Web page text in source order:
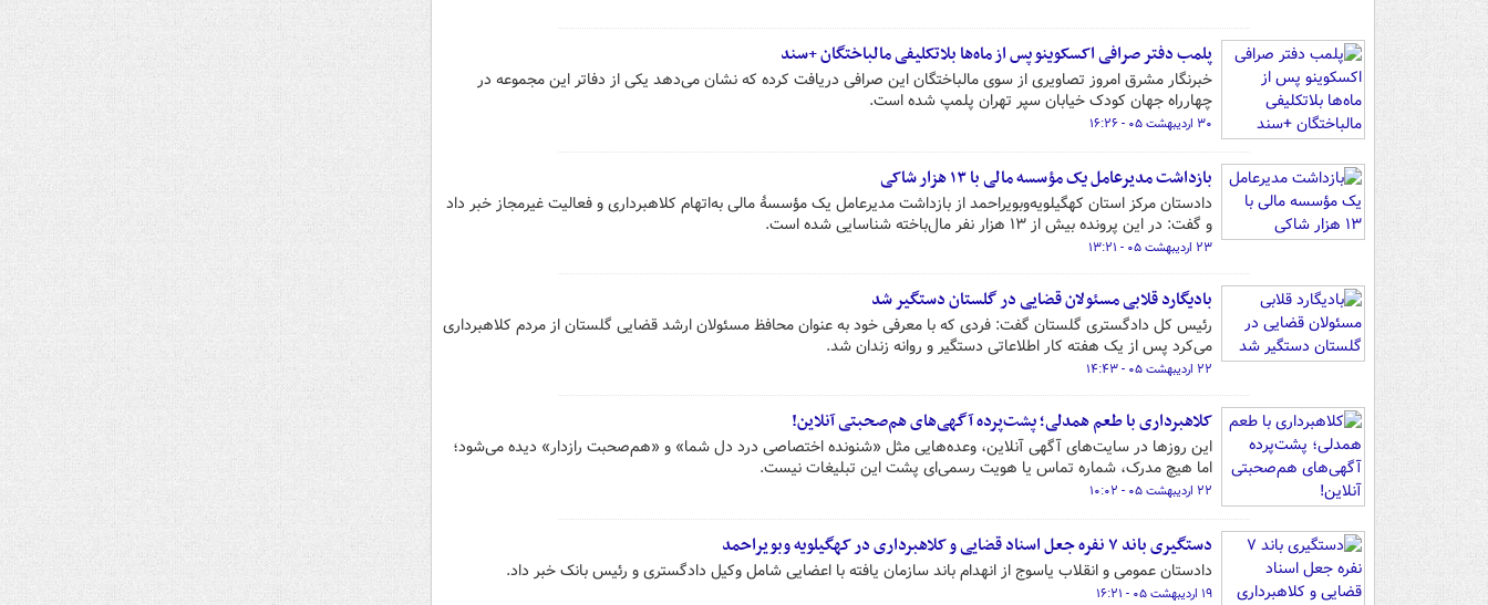
پلمب دفتر صرافی اکسکوینو پس از ماه‌ها بلاتکلیفی مالباختگان +سند
خبرنگار مشرق امروز تصاویری از سوی مالباختگان این صرافی دریافت کرده که نشان می‌دهد یکی از دفاتر این مجموعه در
چهارراه جهان کودک خیابان سپر تهران پلمپ شده است.
۳۰ اردیبهشت ۰۵ - ۱۶:۲۶
بازداشت مدیرعامل یک مؤسسه مالی با ۱۳ هزار شاکی
دادستان مرکز استان کهگیلویه‌وبویراحمد از بازداشت مدیرعامل یک مؤسسهٔ مالی به‌اتهام کلاهبرداری و فعالیت غیرمجاز خبر داد
و گفت: در این پرونده بیش از ۱۳ هزار نفر مال‌باخته شناسایی شده است.
۲۳ اردیبهشت ۰۵ - ۱۳:۲۱
بادیگارد قلابی مسئولان قضایی در گلستان دستگیر شد
رئیس کل دادگستری گلستان گفت: فردی که با معرفی خود به عنوان محافظ مسئولان ارشد قضایی گلستان از مردم کلاهبرداری
می‌کرد پس از یک هفته کار اطلاعاتی دستگیر و روانه زندان شد.
۲۲ اردیبهشت ۰۵ - ۱۴:۴۳
کلاهبرداری با طعم همدلی؛ پشت‌پرده آگهی‌های هم‌صحبتی آنلاین!
این روزها در سایت‌های آگهی آنلاین، وعده‌هایی مثل «شنونده اختصاصی درد دل شما» و «هم‌صحبت رازدار» دیده می‌شود؛
اما هیچ مدرک، شماره تماس یا هویت رسمی‌ای پشت این تبلیغات نیست.
۲۲ اردیبهشت ۰۵ - ۱۰:۰۲
دستگیری باند ۷ نفره جعل اسناد قضایی و کلاهبرداری در کهگیلویه وبویراحمد
دادستان عمومی و انقلاب یاسوج از انهدام باند سازمان یافته با اعضایی شامل وکیل دادگستری و رئیس بانک خبر داد.
۱۹ اردیبهشت ۰۵ - ۱۶:۲۱